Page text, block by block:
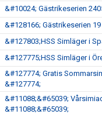
&#10024; Gästrikeserien
&#128166; Gästrikeserien
&#127803;HSS Simläger i
&#127775;HSS Simläger i
&#127774; Gratis
&#127774;
&#11088;&#65039;
&#11088;&#65039;